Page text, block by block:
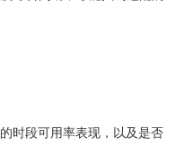
时段可用率表现，以及是否